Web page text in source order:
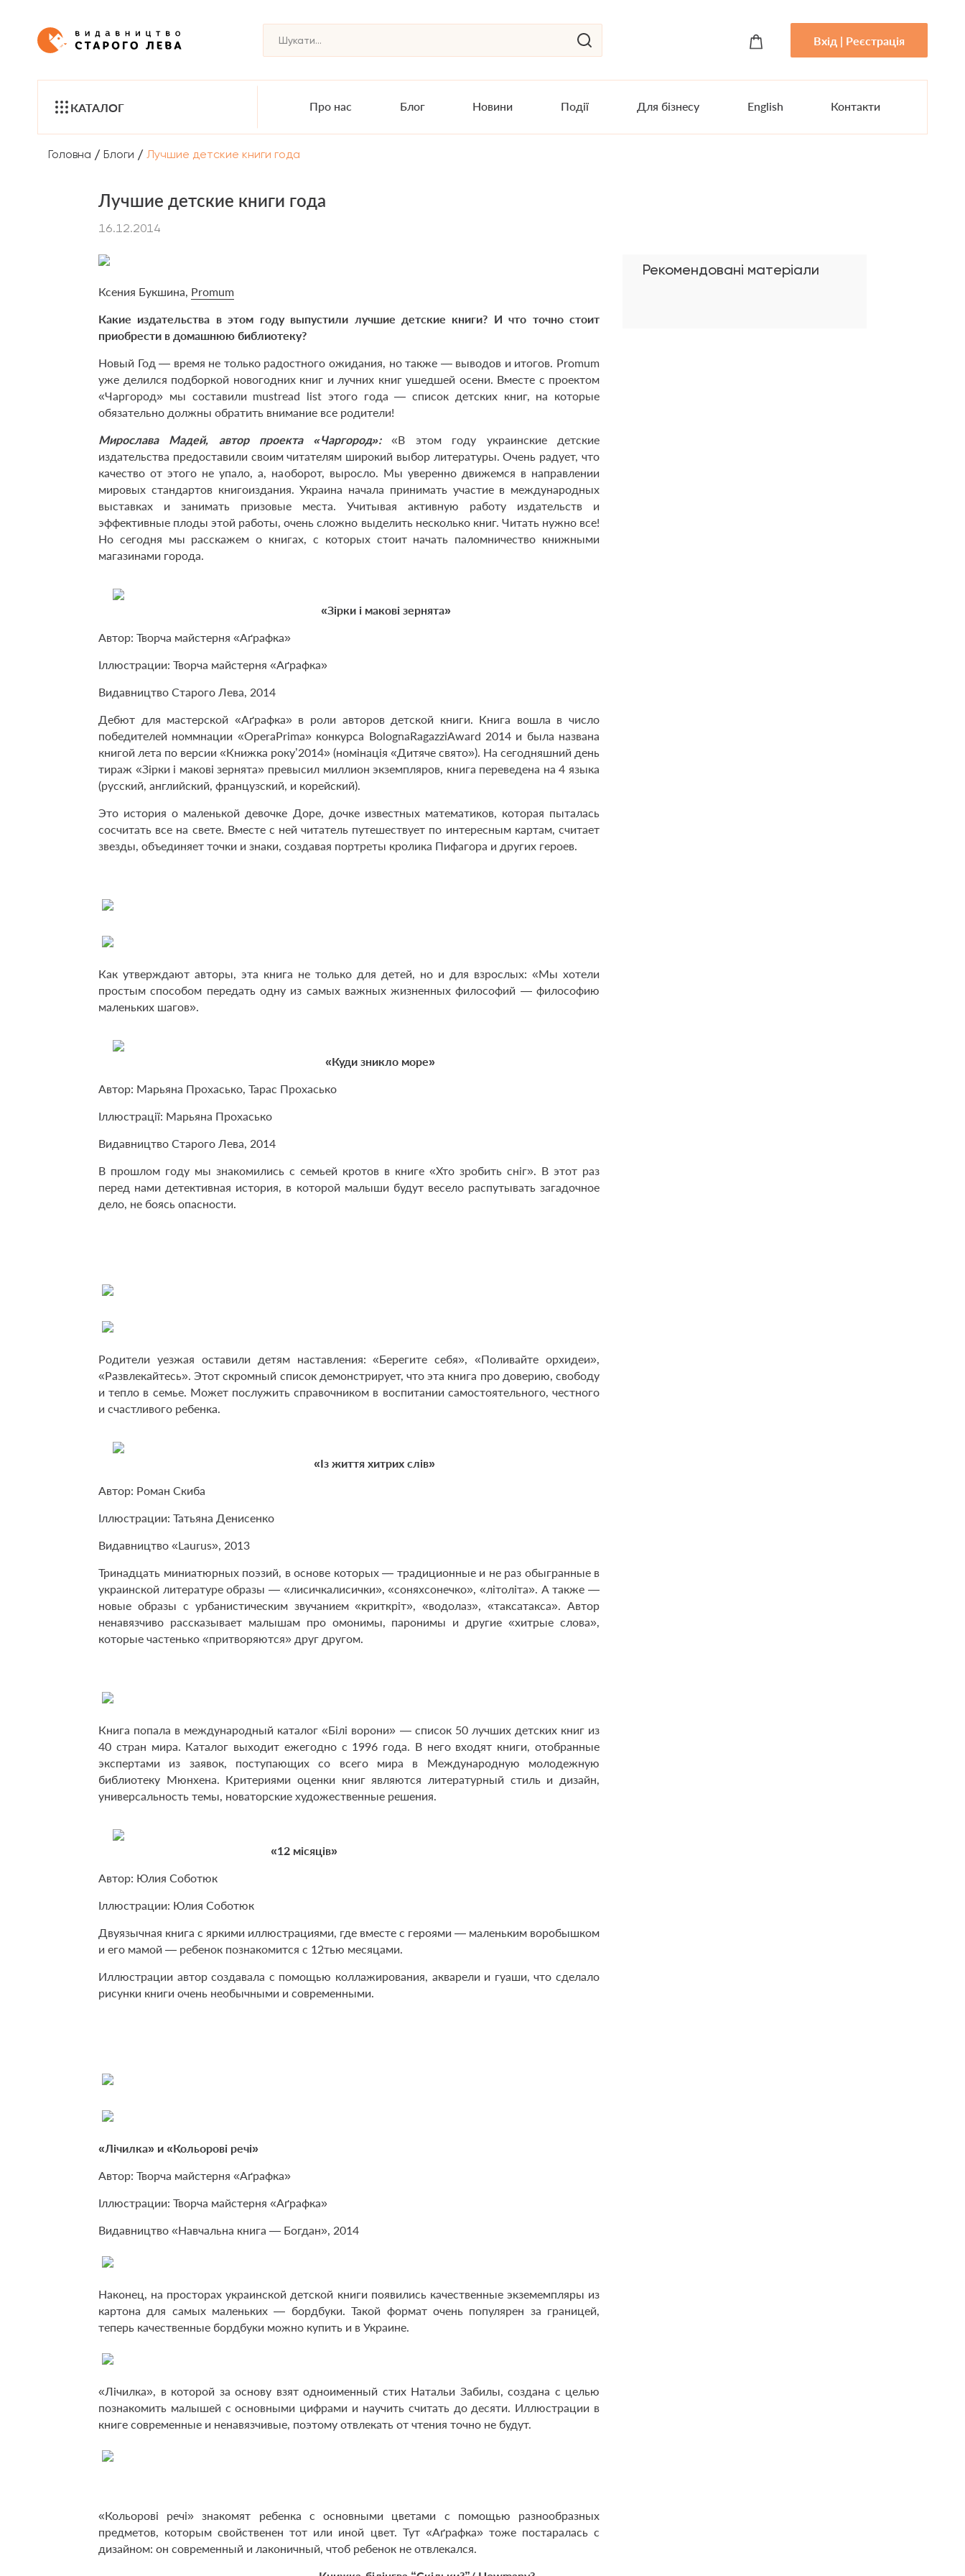
Вхід | Реєстрація
КАТАЛОГ Про нас Блог Новини Події Для бізнесу English Контакти
Головна / Блоги / Лучшие детские книги года
Лучшие детские книги года
16.12.2014
Ксения Букшина, Рromum
Какие издательства в этом году выпустили лучшие детские книги? И что точно стоит
приобрести в домашнюю библиотеку?
Новый Год — время не только радостного ожидания, но также — выводов и итогов. Promum
уже делился подборкой новогодних книг и лучних книг ушедшей осени. Вместе с проектом
«Чаргород» мы составили must­read list этого года — список детских книг, на которые
обязательно должны обратить внимание все родители!
Мирослава Мадей, автор проекта «Чаргород»:«В этом году украинские детские
издательства предоставили своим читателям широкий выбор литературы. Очень радует, что
качество от этого не упало, а, наоборот, выросло. Мы уверенно движемся в направлении
мировых стандартов книгоиздания. Украина начала принимать участие в международных
выставках и занимать призовые места. Учитывая активную работу издательств и
эффективные плоды этой работы, очень сложно выделить несколько книг. Читать нужно все!
Но сегодня мы расскажем о книгах, с которых стоит начать паломничество книжными
магазинами города.
«Зірки і макові зернята»
Автор: Творча майстерня «Аґрафка»
Іллюстрации: Творча майстерня «Аґрафка»
Видавництво Старого Лева, 2014
Дебют для мастерской «Аґрафка» в роли авторов детской книги. Книга вошла в число
победителей номмнации «OperaPrima» конкурса BolognaRagazziAward 2014 и была названа
книгой лета по версии «Книжка року’2014» (номінація «Дитяче свято»). На сегодняшний день
тираж «Зірки і макові зернята» превысил миллион экземпляров, книга переведена на 4 языка
(русский, английский, французский, и корейский).
Это история о маленькой девочке Доре, дочке известных математиков, которая пыталась
сосчитать все на свете. Вместе с ней читатель путешествует по интересным картам, считает
звезды, объединяет точки и знаки, создавая портреты кролика Пифагора и других героев.
Как утверждают авторы, эта книга не только для детей, но и для взрослых: «Мы хотели
простым способом передать одну из самых важных жизненных философий — философию
маленьких шагов».
«Куди зникло море»
Автор: Марьяна Прохасько, Тарас Прохасько
Іллюстрації: Марьяна Прохасько
Видавництво Старого Лева, 2014
В прошлом году мы знакомились с семьей кротов в книге «Хто зробить сніг». В этот раз
перед нами детективная история, в которой малыши будут весело распутывать загадочное
дело, не боясь опасности.
Родители уезжая оставили детям наставления: «Берегите себя», «Поливайте орхидеи»,
«Развлекайтесь». Этот скромный список демонстрирует, что эта книга про доверию, свободу
и тепло в семье. Может послужить справочником в воспитании самостоятельного, честного
и счастливого ребенка.
«Із життя хитрих слів»
Автор: Роман Скиба
Іллюстрации: Татьяна Денисенко
Видавництво «Laurus», 2013
Тринадцать миниатюрных поэзий, в основе которых — традиционные и не раз обыгранные в
украинской литературе образы — «лисичка­лисички», «сонях­сонечко», «літо­літа». А также —
новые образы с урбанистическим звучанием «крит­кріт», «водолаз», «такса­такса». Автор
ненавязчиво рассказывает малышам про омонимы, паронимы и другие «хитрые слова»,
которые частенько «притворяются» друг другом.
Книга попала в международный каталог «Білі ворони» — список 50 лучших детских книг из
40 стран мира. Каталог выходит ежегодно с 1996 года. В него входят книги, отобранные
экспертами из заявок, поступающих со всего мира в Международную молодежную
библиотеку Мюнхена. Критериями оценки книг являются литературный стиль и дизайн,
универсальность темы, новаторские художественные решения.
«12 місяців»
Автор: Юлия Соботюк
Іллюстрации: Юлия Соботюк
Двуязычная книга с яркими иллюстрациями, где вместе с героями — маленьким воробышком
и его мамой — ребенок познакомится с 12­тью месяцами.
Иллюстрации автор создавала с помощью коллажирования, акварели и гуаши, что сделало
рисунки книги очень необычными и современными.
«Лічилка» и «Кольорові речі»
Автор: Творча майстерня «Аґрафка»
Іллюстрации: Творча майстерня «Аґрафка»
Видавництво «Навчальна книга — Богдан», 2014
Наконец, на просторах украинской детской книги появились качественные экземемпляры из
картона для самых маленьких — бордбуки. Такой формат очень популярен за границей,
теперь качественные бордбуки можно купить и в Украине.
«Лічилка», в которой за основу взят одноименный стих Натальи Забилы, создана с целью
познакомить малышей с основными цифрами и научить считать до десяти. Иллюстрации в
книге современные и ненавязчивые, поэтому отвлекать от чтения точно не будут.
«Кольорові речі» знакомят ребенка с основными цветами с помощью разнообразных
предметов, которым свойственен тот или иной цвет. Тут «Аґрафка» тоже постаралась с
дизайном: он современный и лаконичный, чтоб ребенок не отвлекался.
Рекомендовані матеріали